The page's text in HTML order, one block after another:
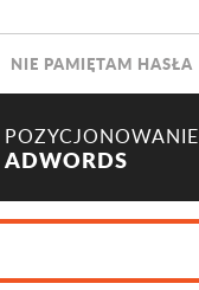
NIE PAMIĘTAM HASŁA
POZYCJONOWANIE
ADWORDS